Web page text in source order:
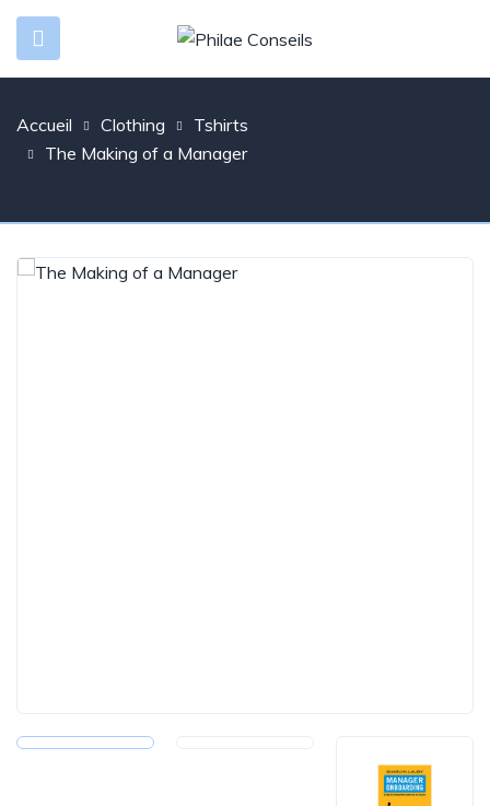
Accueil Clothing
Tshirts
The Making of a Manager